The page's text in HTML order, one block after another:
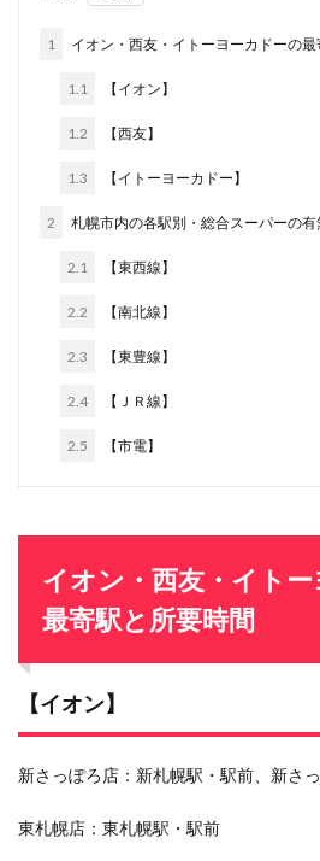
1 イオン・西友・イトーヨーカドーの
1.1 【イオン】
1.2 【西友】
1.3 【イトーヨーカドー】
2 札幌市内の各駅別・総合スーパーの有
2.1 【東西線】
2.2 【南北線】
2.3 【東豊線】
2.4 【ＪＲ線】
2.5 【市電】
イオン・西友・イト
最寄駅と所要時間
【イオン】
新さっぽろ店：新札幌駅・駅前、新さ
東札幌店：東札幌駅・駅前